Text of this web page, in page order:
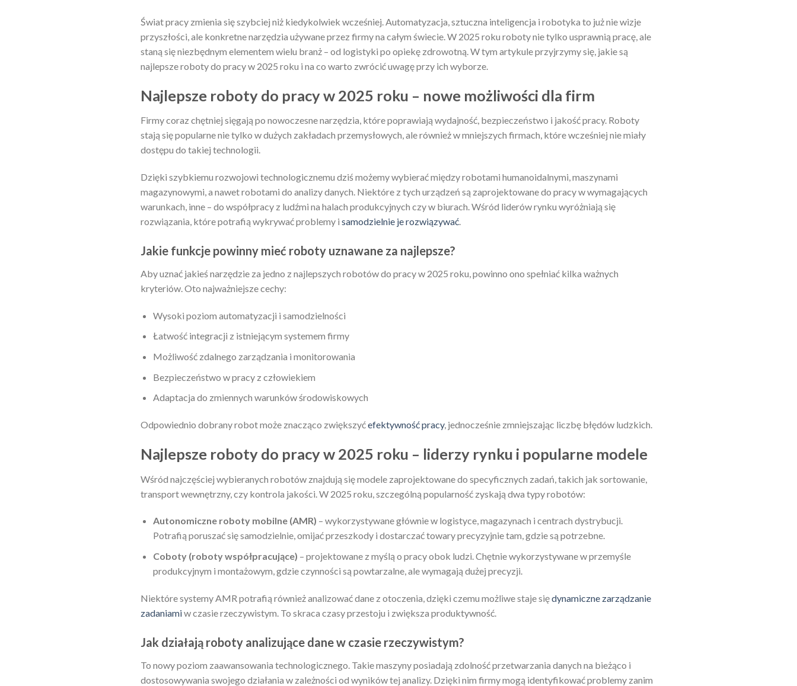
Świat pracy zmienia się szybciej niż kiedykolwiek wcześniej. Automatyzacja, sztuczna inteligencja i robotyka to już nie wizje
przyszłości, ale konkretne narzędzia używane przez firmy na całym świecie. W 2025 roku roboty nie tylko usprawnią pracę, ale
staną się niezbędnym elementem wielu branż – od logistyki po opiekę zdrowotną. W tym artykule przyjrzymy się, jakie są
najlepsze roboty do pracy w 2025 roku i na co warto zwrócić uwagę przy ich wyborze.
Najlepsze roboty do pracy w 2025 roku – nowe możliwości dla firm
Firmy coraz chętniej sięgają po nowoczesne narzędzia, które poprawiają wydajność, bezpieczeństwo i jakość pracy. Roboty
stają się popularne nie tylko w dużych zakładach przemysłowych, ale również w mniejszych firmach, które wcześniej nie miały
dostępu do takiej technologii.
Dzięki szybkiemu rozwojowi technologicznemu dziś możemy wybierać między robotami humanoidalnymi, maszynami
magazynowymi, a nawet robotami do analizy danych. Niektóre z tych urządzeń są zaprojektowane do pracy w wymagających
warunkach, inne – do współpracy z ludźmi na halach produkcyjnych czy w biurach. Wśród liderów rynku wyróżniają się
rozwiązania, które potrafią wykrywać problemy i samodzielnie je rozwiązywać.
Jakie funkcje powinny mieć roboty uznawane za najlepsze?
Aby uznać jakieś narzędzie za jedno z najlepszych robotów do pracy w 2025 roku, powinno ono spełniać kilka ważnych
kryteriów. Oto najważniejsze cechy:
Wysoki poziom automatyzacji i samodzielności
Łatwość integracji z istniejącym systemem firmy
Możliwość zdalnego zarządzania i monitorowania
Bezpieczeństwo w pracy z człowiekiem
Adaptacja do zmiennych warunków środowiskowych
Odpowiednio dobrany robot może znacząco zwiększyćefektywność pracy, jednocześnie zmniejszając liczbę błędów ludzkich.
Najlepsze roboty do pracy w 2025 roku – liderzy rynku i popularne modele
Wśród najczęściej wybieranych robotów znajdują się modele zaprojektowane do specyficznych zadań, takich jak sortowanie,
transport wewnętrzny, czy kontrola jakości. W 2025 roku, szczególną popularność zyskają dwa typy robotów:
Autonomiczne roboty mobilne (AMR) – wykorzystywane głównie w logistyce, magazynach i centrach dystrybucji.
Potrafią poruszać się samodzielnie, omijać przeszkody i dostarczać towary precyzyjnie tam, gdzie są potrzebne.
Coboty (roboty współpracujące) – projektowane z myślą o pracy obok ludzi. Chętnie wykorzystywane w przemyśle
produkcyjnym i montażowym, gdzie czynności są powtarzalne, ale wymagają dużej precyzji.
Niektóre systemy AMR potrafią również analizować dane z otoczenia, dzięki czemu możliwe staje siędynamiczne zarządzanie
zadaniamiw czasie rzeczywistym. To skraca czasy przestoju i zwiększa produktywność.
Jak działają roboty analizujące dane w czasie rzeczywistym?
To nowy poziom zaawansowania technologicznego. Takie maszyny posiadają zdolność przetwarzania danych na bieżąco i
dostosowywania swojego działania w zależności od wyników tej analizy. Dzięki nim firmy mogą identyfikować problemy zanim